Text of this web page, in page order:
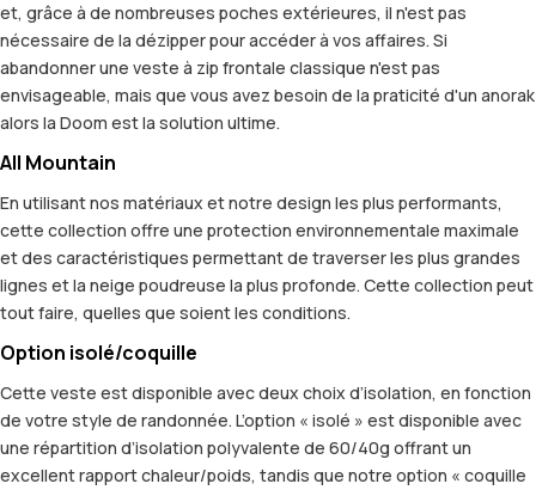
et, grâce à de nombreuses poches extérieures, il n'est pas
nécessaire de la dézipper pour accéder à vos affaires. Si
abandonner une veste à zip frontale classique n'est pas
envisageable, mais que vous avez besoin de la praticité d'un anorak
alors la Doom est la solution ultime.
All Mountain
En utilisant nos matériaux et notre design les plus performants,
cette collection offre une protection environnementale maximale
et des caractéristiques permettant de traverser les plus grandes
lignes et la neige poudreuse la plus profonde. Cette collection peut
tout faire, quelles que soient les conditions.
Option isolé/coquille
Cette veste est disponible avec deux choix d’isolation, en fonction
de votre style de randonnée. L’option « isolé » est disponible avec
une répartition d’isolation polyvalente de 60/40g offrant un
excellent rapport chaleur/poids, tandis que notre option « coquille